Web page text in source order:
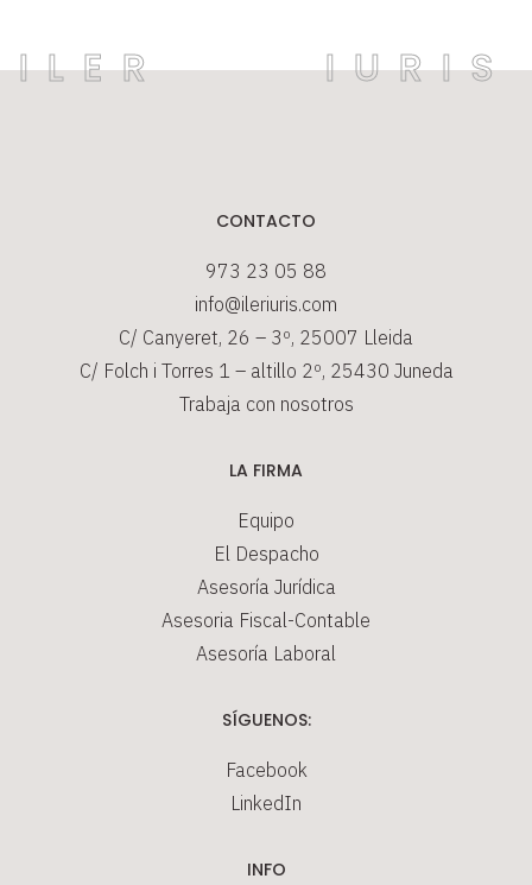
CONTACTO
973 23 05 88
info@ileriuris.com
C/ Canyeret, 26 – 3º, 25007 Lleida
C/ Folch i Torres 1 – altillo 2º, 25430 Juneda
Trabaja con nosotros
LA FIRMA
Equipo
El Despacho
Asesoría Jurídica
Asesoria Fiscal-Contable
Asesoría Laboral
SÍGUENOS:
Facebook
LinkedIn
INFO